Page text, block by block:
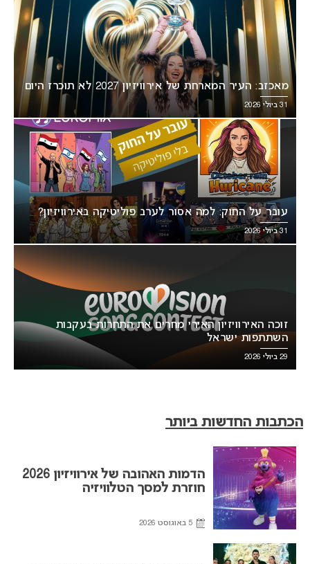
מאכזב: העיר המארחת של אירוויזיון 2027 לא תוכרז היום
31 ביולי 2026
עובר על החוק: למה אסור לערב פוליטיקה באירוויזיון?
31 ביולי 2026
זוכה האירוויזיון האירי מחרים את התחרות בעקבות
השתתפות ישראל
29 ביולי 2026
הכתבות החדשות ביותר
הדמות האהובה של אירוויזיון 2026
חוזרת למסך הטלוויזיה
5 באוגוסט 2026